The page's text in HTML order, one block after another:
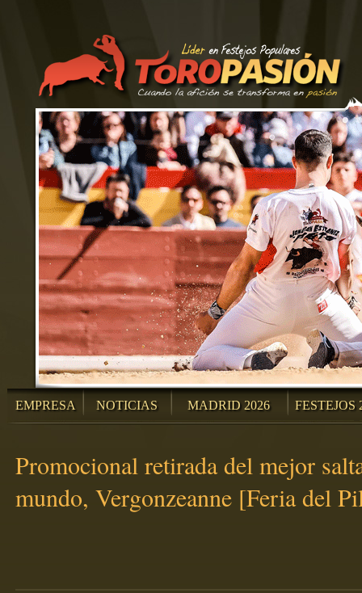
EMPRESA NOTICIAS MADRID 2026 FESTEJOS
Promocional retirada del mejor
mundo, Vergonzeanne [Feria del